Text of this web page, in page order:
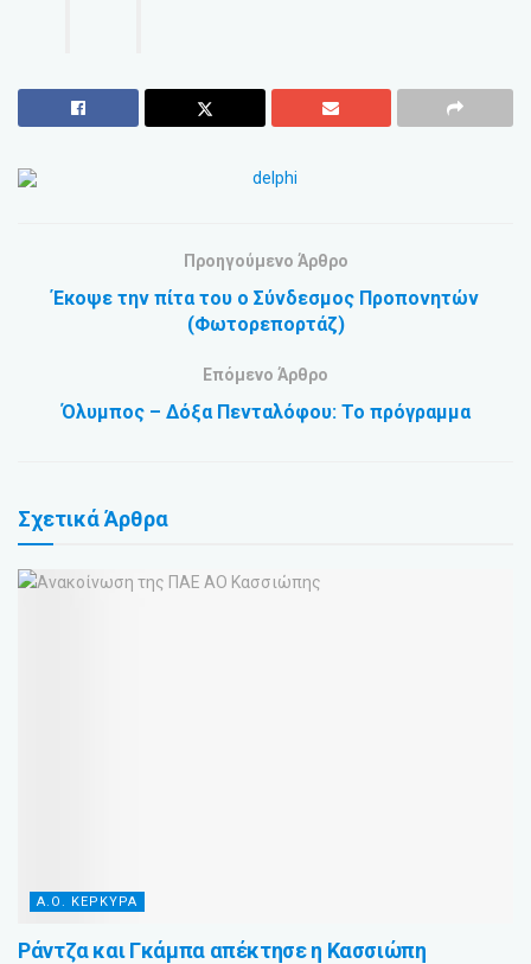
Προηγούμενο Άρθρο
Έκοψε την πίτα του ο Σύνδεσμος Προπονητών
(Φωτορεπορτάζ)
Επόμενο Άρθρο
Όλυμπος – Δόξα Πενταλόφου: Το πρόγραμμα
ΣχετικάΆρθρα
Α.Ο. ΚΕΡΚΥΡΑ
Ράντζα και Γκάμπα απέκτησε η Κασσιώπη